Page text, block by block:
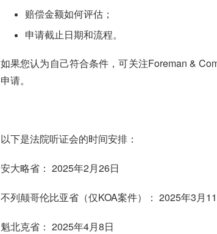
赔偿金额如何评估；
申请截止日期和流程。
如果您认为自己符合条件，可关注Foreman &
申请。
以下是法院听证会的时间安排：
安大略省： 2025年2月26日
不列颠哥伦比亚省（仅KOA案件）： 2025年3月
魁北克省： 2025年4月8日